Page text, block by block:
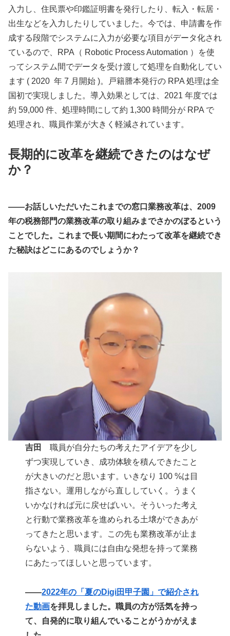
入力し、住民票や印鑑証明書を発行したり、転入・転居・
出生などを入力したりしていました。今では、申請書を作
成する段階でシステムに入力が必要な項目がデータ化され
ているので、RPA（ Robotic Process Automation ）を使
ってシステム間でデータを受け渡して処理を自動化してい
ます ( 2020 年 7 月開始 )。戸籍謄本発行の RPA 処理は全
国初で実現しました。導入効果としては、2021 年度では
約 59,000 件、処理時間にして約 1,300 時間分が RPA で
処理され、職員作業が大きく軽減されています。
長期的に改革を継続できたのはなぜ
か？
――お話しいただいたこれまでの窓口業務改革は、2009
年の税務部門の業務改革の取り組みまでさかのぼるという
ことでした。これまで長い期間にわたって改革を継続でき
た秘訣はどこにあるのでしょうか？
吉田
職員が自分たちの考えたアイデアを少し
ずつ実現していき、成功体験を積んできたこと
が大きいのだと思います。いきなり 100 %は目
指さない。運用しながら直ししていく。うまく
いかなければ元に戻せばいい。そういった考え
と行動で業務改革を進められる土壌ができあが
ってきたと思います。この先も業務改革が止ま
らないよう、職員には自由な発想を持って業務
にあたってほしいと思っています。
――2022年の「夏のDigi田甲子園」で紹介され
た動画を拝見しました。職員の方が活気を持っ
て、自発的に取り組んでいることがうかがえま